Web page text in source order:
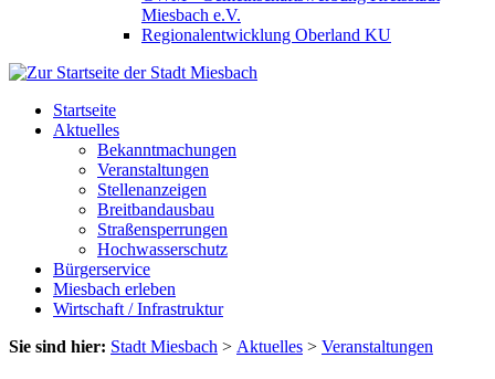
Miesbach e.V.
Regionalentwicklung Oberland KU
Startseite
Aktuelles
Bekanntmachungen
Veranstaltungen
Stellenanzeigen
Breitbandausbau
Straßensperrungen
Hochwasserschutz
Bürgerservice
Miesbach erleben
Wirtschaft / Infrastruktur
Sie sind hier: Stadt Miesbach > Aktuelles > Veranstaltungen